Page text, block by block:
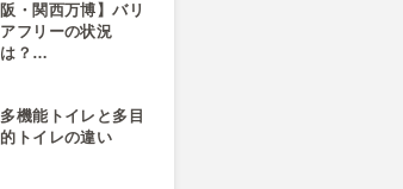
阪・関西万博】バリ
アフリーの状況
は？…
多機能トイレと多目
的トイレの違い